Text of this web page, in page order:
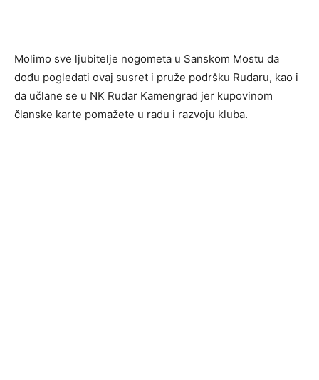
Molimo sve ljubitelje nogometa u Sanskom Mostu da
dođu pogledati ovaj susret i pruže podršku Rudaru, kao i
da učlane se u NK Rudar Kamengrad jer kupovinom
članske karte pomažete u radu i razvoju kluba.